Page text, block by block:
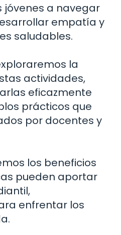
jóvenes a navegar
empatía y
saludables.
la
actividades,
eficazmente
prácticos que
por docentes y
los beneficios
pueden aportar
enfrentar los